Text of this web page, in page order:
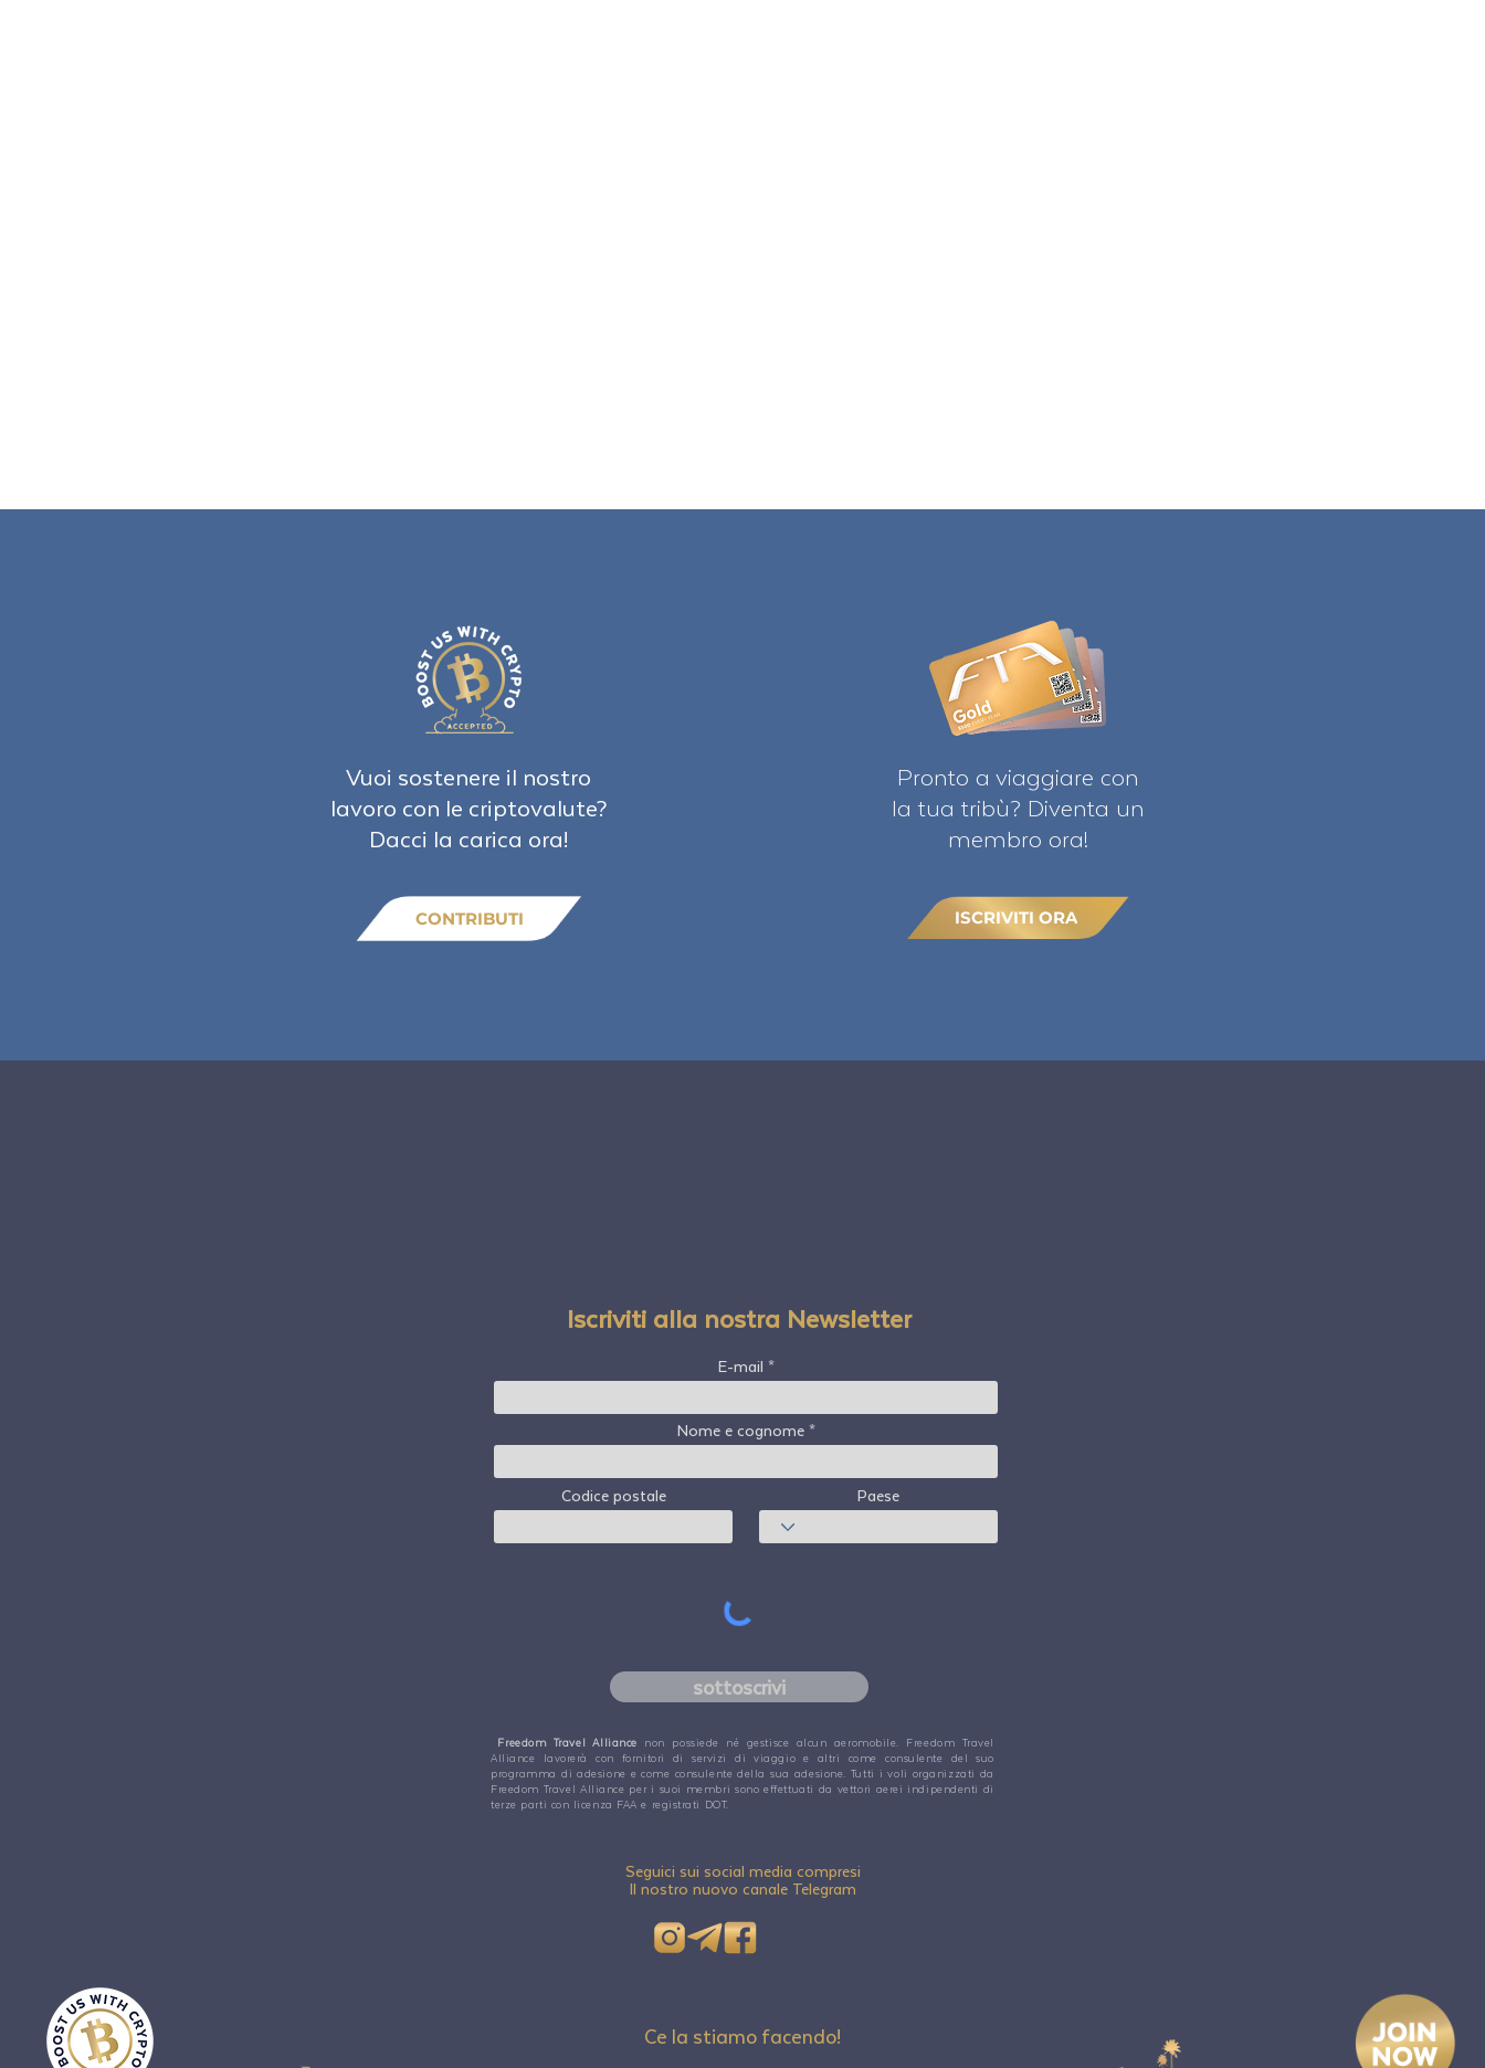
Vuoi sostenere il nostro
lavoro con le criptovalute?
Dacci la carica ora!
CONTRIBUTI
Pronto a viaggiare con
la tua tribù? Diventa un
membro ora!
ISCRIVITI ORA
Iscriviti alla nostra Newsletter
E-mail
Nome e cognome
Codice postale Paese
sottoscrivi
Freedom Travel Alliance non possiede né gestisce alcun aeromobile. Freedom Travel
Alliance lavorerà con fornitori di servizi di viaggio e altri come consulente del suo
programma di adesione e come consulente della sua adesione. Tutti i voli organizzati da
Freedom Travel Alliance per i suoi membri sono effettuati da vettori aerei indipendenti di
terze parti con licenza FAA e registrati DOT.
Seguici sui social media compresi
Il nostro nuovo canale Telegram
Ce la stiamo facendo!